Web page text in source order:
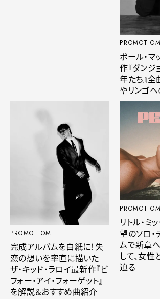
PROMOTIOM
ポール・マ
作『ダンジ
年たち』
やリンゴ
PROMOTIOM
完成アルバムを白紙に！失
恋の想いを率直に描いた
ザ・キッド・ラロイ最新作『ビ
フォー・アイ・フォーゲット』
を解説＆おすすめ曲紹介
PROMOTIOM
リトル・ミ
望のソロ・
ムで新章へ
して、女性
迫る